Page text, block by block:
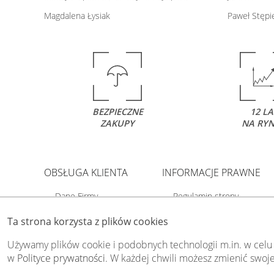
Ta strona korzysta z plików cookies
Używamy plików cookie i podobnych technologii m.in. w
w Polityce prywatności. W każdej chwili możesz zmienić
Magdalena Łysiak
Paweł
BEZPIECZNE
ZAKUPY
12
NA
OBSŁUGA KLIENTA
Dane Firmy
Dostawa i płatność
Kody rabatowe
Kontakt
INFORMACJE PRAWNE
Regulamin strony
Odstąp od umowy tutaj